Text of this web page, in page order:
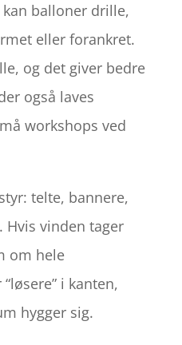
balloner drille,
eller forankret.
og det giver bedre
også laves
workshops ved
telte, bannere,
Hvis vinden tager
om hele
i kanten,
hygger sig.